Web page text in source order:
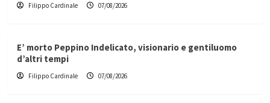
Filippo Cardinale 07/08/2026
E’ morto Peppino Indelicato, visionario e gentiluomo
d’altri tempi
Filippo Cardinale 07/08/2026